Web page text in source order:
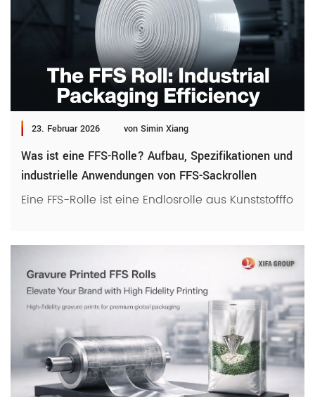
23. Februar 2026 von Simin Xiang
Was ist eine FFS-Rolle? Aufbau, Spezifikationen und
industrielle Anwendungen von FFS-Sackrollen
Eine FFS-Rolle ist eine Endlosrolle aus